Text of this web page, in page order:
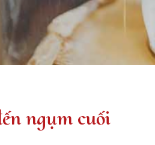
ngụm cuối